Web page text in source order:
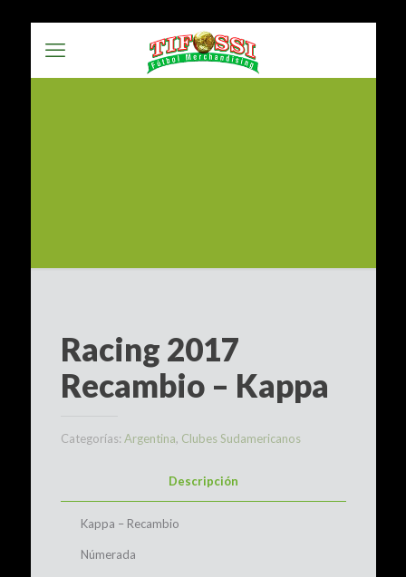
Racing 2017
Recambio – Kappa
Categorías: Argentina, Clubes Sudamericanos
Descripción
Kappa – Recambio
Númerada